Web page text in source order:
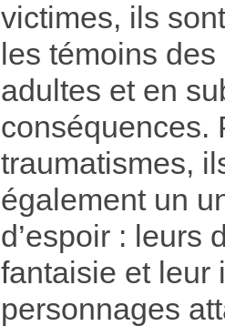
victimes, ils
les témoins
adultes et en
conséquences.
traumatismes,
également un
d’espoir : leurs
fantaisie et leur
personnages